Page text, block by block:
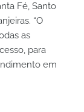
Fé, Santo
“O
as
para
em